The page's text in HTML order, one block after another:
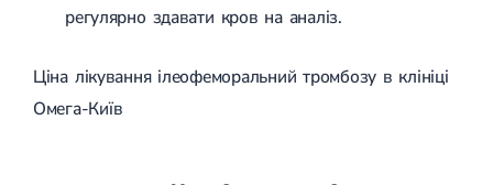
регулярно здавати кров на аналіз.
Ціна лікування ілеофеморальний тромбозу в клініці
Омега-Київ